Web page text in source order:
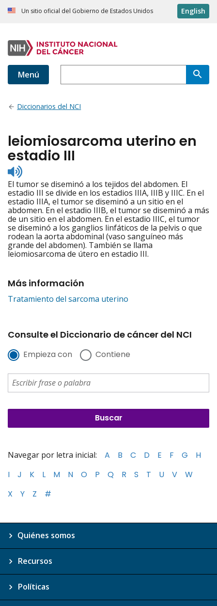
Un sitio oficial del Gobierno de Estados Unidos English
Menú
Diccionarios del NCI
leiomiosarcoma uterino en
estadio III
Listen
to
pronunciation
El tumor se diseminó a los tejidos del abdomen. El
estadio III se divide en los estadios IIIA, IIIB y IIIC. En el
estadio IIIA, el tumor se diseminó a un sitio en el
abdomen. En el estadio IIIB, el tumor se diseminó a más
de un sitio en el abdomen. En el estadio IIIC, el tumor
se diseminó a los ganglios linfáticos de la pelvis o que
rodean la aorta abdominal (vaso sanguíneo más
grande del abdomen). También se llama
leiomiosarcoma de útero en estadio III.
Más información
Tratamiento del sarcoma uterino
Consulte el Diccionario de cáncer del NCI
Empieza con Contiene
Navegar por letra inicial: A B C D E F G
H
I
J K L M N O P Q R S T U V
W
X
Y Z #
Quiénes somos
Recursos
Políticas